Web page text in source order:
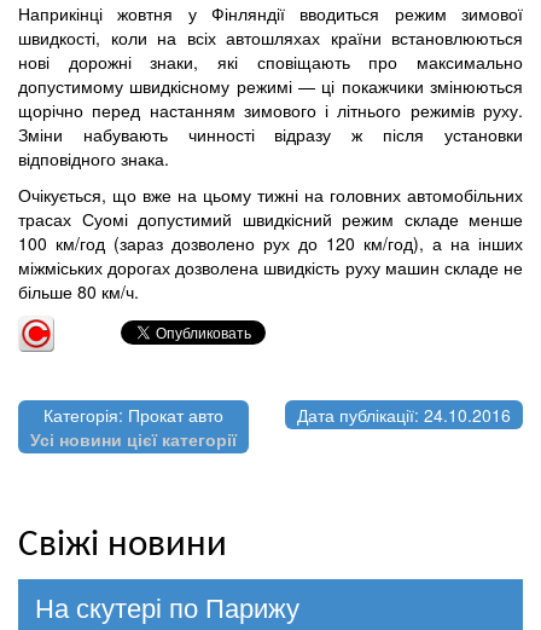
Наприкінці жовтня у Фінляндії вводиться режим зимової
швидкості, коли на всіх автошляхах країни встановлюються
нові дорожні знаки, які сповіщають про максимально
допустимому швидкісному режимі — ці покажчики змінюються
щорічно перед настанням зимового і літнього режимів руху.
Зміни набувають чинності відразу ж після установки
відповідного знака.
Очікується, що вже на цьому тижні на головних автомобільних
трасах Суомі допустимий швидкісний режим складе менше
100 км/год (зараз дозволено рух до 120 км/год), а на інших
міжміських дорогах дозволена швидкість руху машин складе не
більше 80 км/ч.
Категорія: Прокат авто
Усі новини цієї категорії
Дата публікації: 24.10.2016
Свіжі новини
На скутері по Парижу